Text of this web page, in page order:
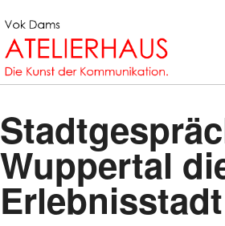
Wuppertal